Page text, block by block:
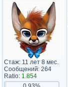
Стаж: 11 лет 8 мес.
Сообщений: 264
Ratio: 1.854